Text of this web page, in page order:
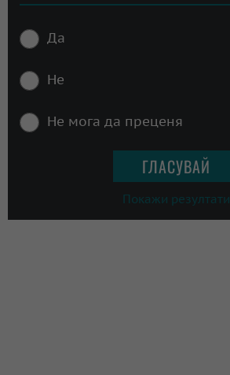
Да
Не
Не мога да преценя
Покажи резултати